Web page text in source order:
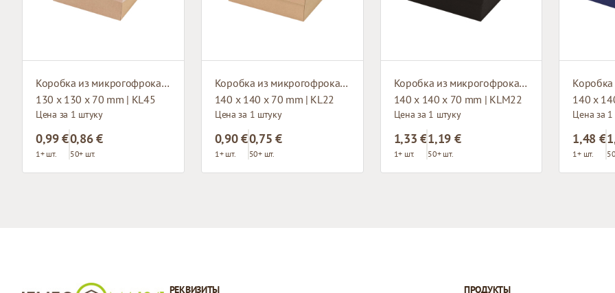
Коробка из микрогофрокартона с окном
130 x 130 x 70 mm | KL45
Цена за 1 штуку
0,99 €
1+ шт.
0,86 €
50+ шт.
Коробка из микрогофрокартона с окном
140 x 140 x 70 mm | KL22
Цена за 1 штуку
0,90 €
1+ шт.
0,75 €
50+ шт.
Коробка из микрогофрокартона с окном
140 x 140 x 70 mm | KLM22
Цена за 1 штуку
1,33 €
1+ шт.
1,19 €
50+ шт.
140 x
Цена за
1,48 €
1+ шт.
РЕКВИЗИТЫ ПРОДУКТЫ